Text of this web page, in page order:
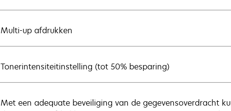
Multi-up afdrukken
Tonerintensiteitinstelling (tot 50% besparing)
Met een adequate beveiliging van de gegevensoverdracht